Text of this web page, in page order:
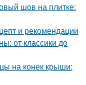
шов на плитке:
и рекомендации
от классики до
на конек крыши: